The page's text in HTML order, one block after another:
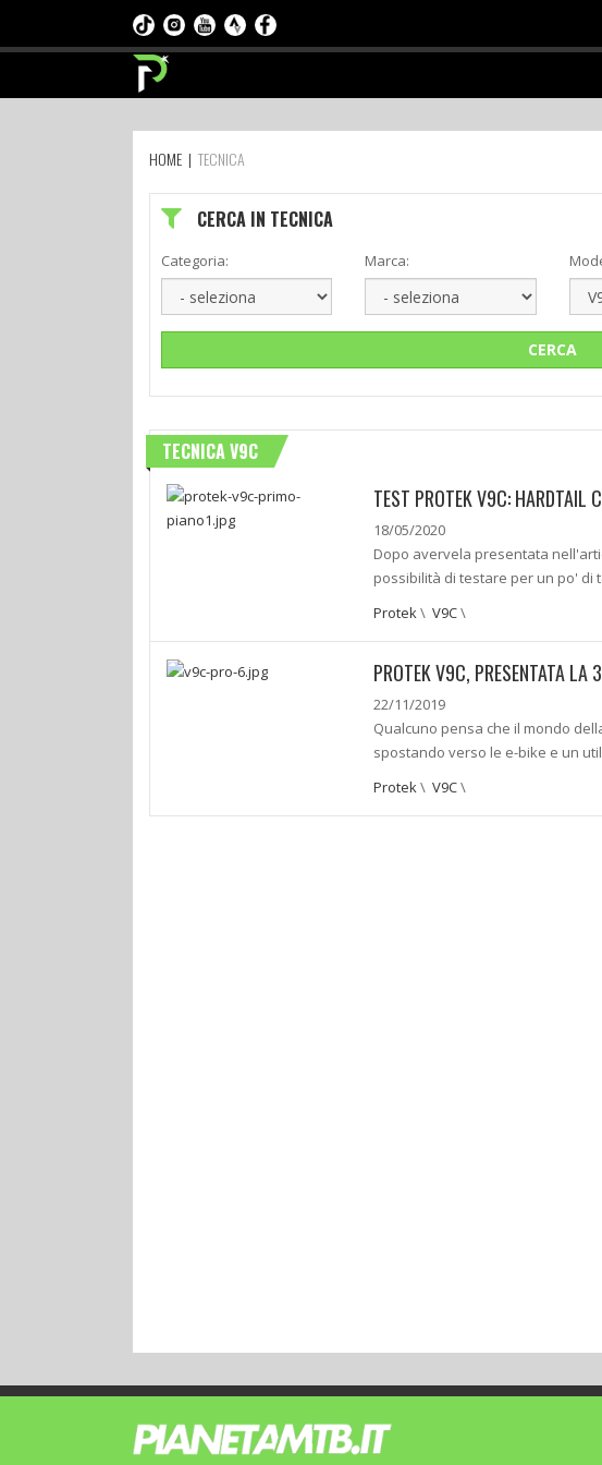
HOME | TECNICA
CERCA IN TECNICA
Categoria: Marca:
CERCA
TECNICA V9C
TEST PROTEK V9C: HARDTAIL
18/05/2020
Dopo avervela presentata
possibilità di testare per un po' di
Protek \ V9C\
PROTEK V9C, PRESENTATA LA
22/11/2019
Qualcuno pensa che il mondo
spostando verso le e-bike e un
Protek \ V9C\